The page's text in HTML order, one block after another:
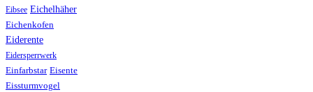
Eibsee Eichelhäher
Eichenkofen
Eiderente
Eidersperrwerk
Einfarbstar Eisente
Eissturmvogel